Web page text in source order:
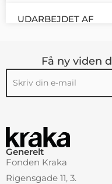
UDARBEJDET AF
Få ny viden
Generelt
Fonden Kraka
Rigensgade 11, 3.